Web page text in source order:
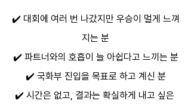
✔️ 대회에 여러 번 나갔지만 우승이 멀게 느껴
지는 분
✔️ 파트너와의 호흡이 늘 아쉽다고 느끼는 분
✔️ 국화부 진입을 목표로 하고 계신 분
✔️ 시간은 없고, 결과는 확실하게 내고 싶은